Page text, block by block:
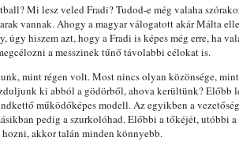
Mi lesz veled Fradi? Tudod-e még valaha
vannak. Ahogy a magyar válogatott akár Málta
úgy hiszem azt, hogy a Fradi is képes még erre, ha
a messzinek tűnő távolabbi célokat is.
mint régen volt. Most nincs olyan közönsége,
ki abból a gödörből, ahova kerültünk? Előbb
működőképes modell. Az egyikben a
pedig a szurkolóhad. Előbbi a tőkéjét, utóbbi
akkor talán minden könnyebb.